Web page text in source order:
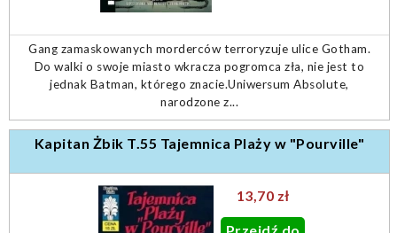
Gang zamaskowanych morderców terroryzuje ulice Gotham.
Do walki o swoje miasto wkracza pogromca zła, nie jest to
jednak Batman, którego znacie.Uniwersum Absolute,
narodzone z...
Kapitan Żbik T.55 Tajemnica Plaży w "Pourville"
13,70 zł